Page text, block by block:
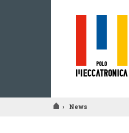
› News